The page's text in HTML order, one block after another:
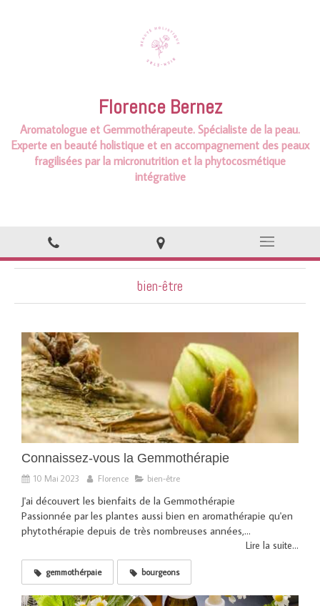
Florence Bernez
Aromatologue et Gemmothérapeute. Spécialiste de la peau.
Experte en beauté holistique et en accompagnement des peaux
fragilisées par la micronutrition et la phytocosmétique
intégrative
bien-être
Connaissez-vous la Gemmothérapie
10 Mai 2023 Florence bien-être
J'ai découvert les bienfaits de la Gemmothérapie
Passionnée par les plantes aussi bien en aromathérapie qu'en
phytothérapie depuis de très nombreuses années,...
Lire la suite...
gemmothérpaie bourgeons